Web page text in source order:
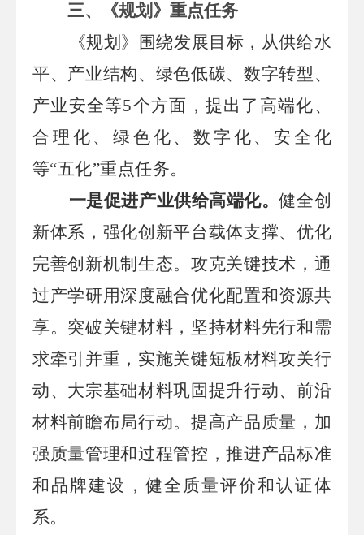
三、
《规划》重点任务
《规划》围绕发展目标，从供给水
平、产业结构、绿色低碳、数字转型、
产业安全等5个方面，提出了高端化、
合理化、绿色化、数字化、安全化
等“五化”重点任务。
一是促进产业供给高端化。健全创
新体系，强化创新平台载体支撑、优化
完善创新机制生态。攻克关键技术，通
过产学研用深度融合优化配置和资源共
享。突破关键材料，坚持材料先行和需
求牵引并重，实施关键短板材料攻关行
动、大宗基础材料巩固提升行动、前沿
材料前瞻布局行动。提高产品质量，加
强质量管理和过程管控，推进产品标准
和品牌建设，健全质量评价和认证体
系。